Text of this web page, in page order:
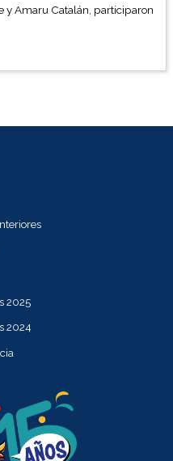
y Amaru Catalán, participaron
2025
2024